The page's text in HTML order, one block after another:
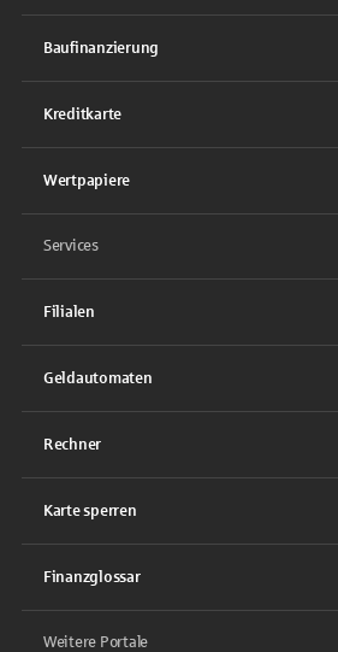
Baufinanzierung
Kreditkarte
Wertpapiere
Services
Filialen
Geldautomaten
Rechner
Karte sperren
Finanzglossar
Weitere Portale